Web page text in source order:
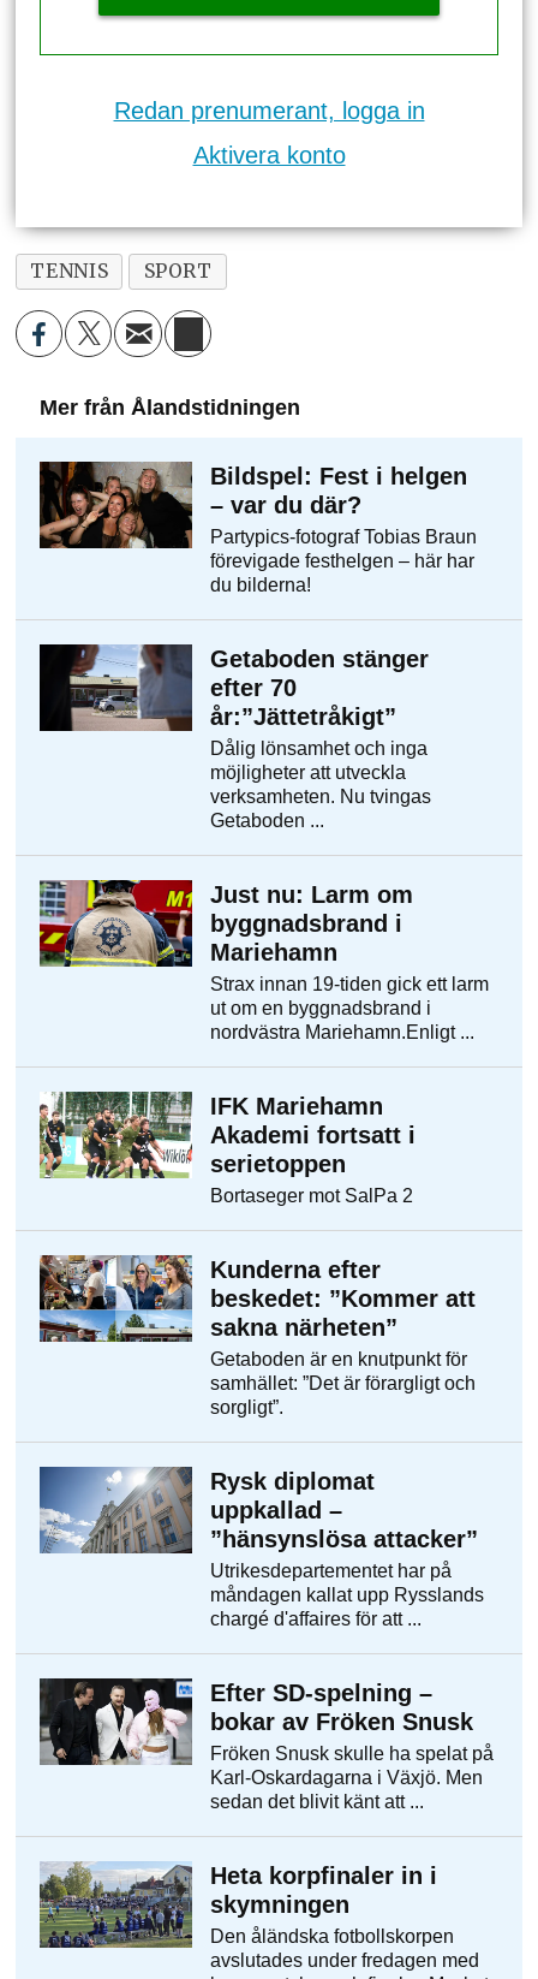
Redan prenumerant, logga in
Aktivera konto
TENNIS SPORT